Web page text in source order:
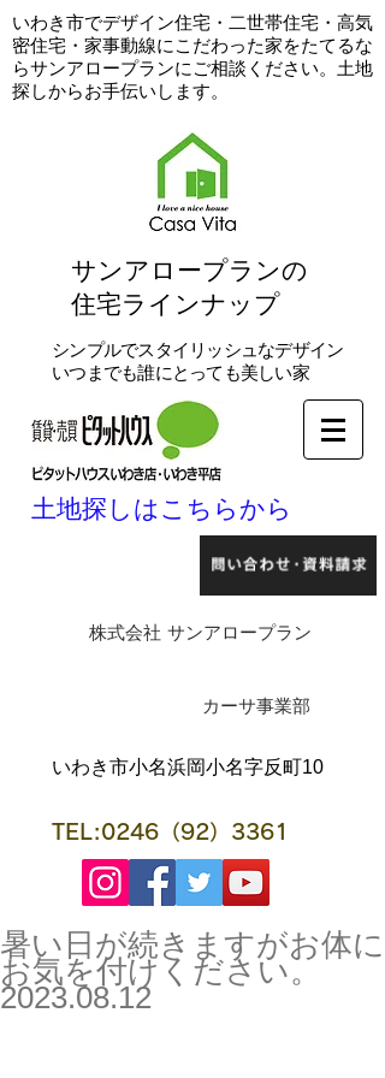
​いわき市でデザイン住宅・二世帯住宅・高気
密住宅・家事動線にこだわった家をたてるな
らサンアロープランにご相談ください。土地
探しからお手伝いします。
​サンアロープランの
住宅ラインナップ
シンプルでスタイリッシュなデザイン
いつまでも誰にとっても美しい家
土地探しはこちらから
株式会社 サンアロープラン
​カーサ事業部
​いわき市小名浜岡小名字反町10
TEL:0246（92）3361
暑い日が続きますがお体に
お気を付けください。
2023.08.12